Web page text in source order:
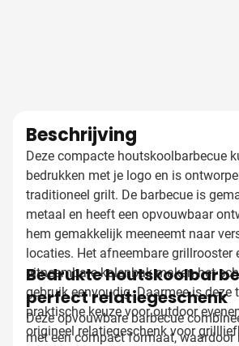
Beschrijving
Deze compacte houtskoolbarbecue
bedrukken met je logo en is
traditioneel grilt. De barbecue is
metaal en heeft een opvouwbaar
hem gemakkelijk meeneemt naar
locaties. Het afneembare grillrooster
uitneembare kolenbak maken het
gebruik eenvoudig. Daarmee is deze
praktische keuze voor outdoor
origineel relatiegeschenk voor
Bedrukte
perfect relatiegeschenk
Deze opvouwbare barbecue
met een compact formaat, waardoor